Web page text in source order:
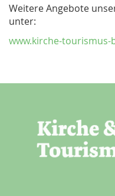
Weitere Angebote
unter:
www.kirche-tourismus-